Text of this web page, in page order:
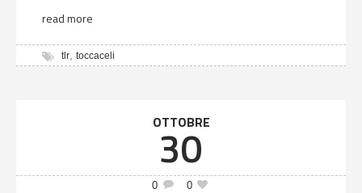
read more
tlr, toccaceli
OTTOBRE
30
0 0